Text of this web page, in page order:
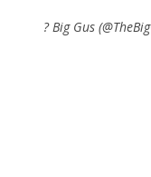
? Big Gus